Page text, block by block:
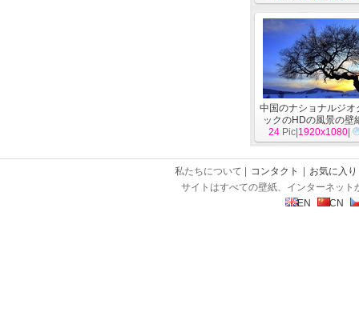
中国のナショナルジオ
ックのHDの風景の壁
24 Pic| 1920x1080
私たちについて | コンタクト
お気に入り
サイトはすべての壁紙、インターネッ
EN
CN